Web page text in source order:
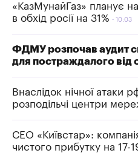
«КазМунайГаз» планує
в обхід росії на 31%
10:03
ФДМУ розпочав аудит
для постраждалого від
Внаслідок нічної атаки
розподільчі центри
СЕО «Київстар»:
чистого прибутку на 17-